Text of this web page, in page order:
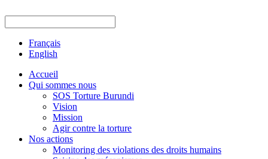
Français
English
Accueil
Qui sommes nous
SOS Torture Burundi
Vision
Mission
Agir contre la torture
Nos actions
Monitoring des violations des droits humains